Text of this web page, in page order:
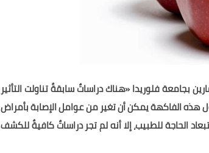
بجامعة فلوريدا «هناك دراساتٌ سابقةٌ تناولت التأثير
هذه الفاكهة يمكن أن تغير من عوامل الإصابة بأمراض
الحاجة للطبيب، إلا أنه لم تجر دراساتٌ كافيةٌ للكشف